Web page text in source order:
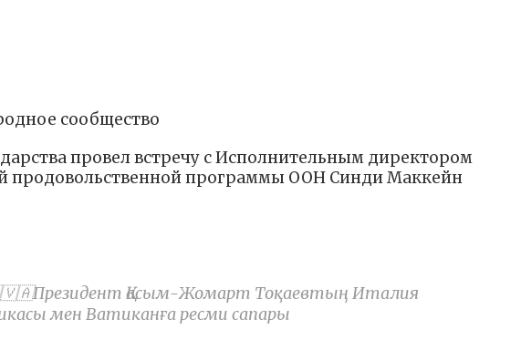
сообщество
провел встречу с Исполнительным директором
продовольственной программы ООН Синди Маккейн
Қасым-Жомарт Тоқаевтың Италия
мен Ватиканға ресми сапары